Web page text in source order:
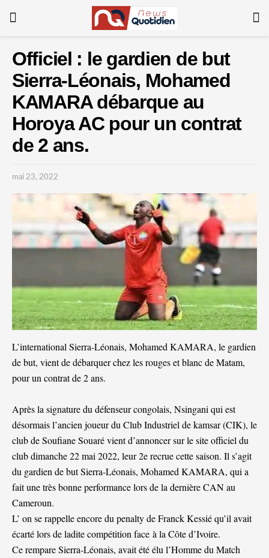
Officiel : le gardien de but
Sierra-Léonais, Mohamed
KAMARA débarque au
Horoya AC pour un contrat
de 2 ans.
mai 23, 2022
L’international Sierra-Léonais, Mohamed KAMARA, le gardien
de but, vient de débarquer chez les rouges et blanc de Matam,
pour un contrat de 2 ans.
Après la signature du défenseur congolais, Nsingani qui est
désormais l’ancien joueur du Club Industriel de kamsar (CIK), le
club de Soufiane Souaré vient d’annoncer sur le site officiel du
club dimanche 22 mai 2022, leur 2e recrue cette saison. Il s’agit
du gardien de but Sierra-Léonais, Mohamed KAMARA, qui a
fait une très bonne performance lors de la dernière CAN au
Cameroun.
L’ on se rappelle encore du penalty de Franck Kessié qu’il avait
écarté lors de ladite compétition face à la Côte d’Ivoire.
Ce rempare Sierra-Léonais, avait été élu l’Homme du Match